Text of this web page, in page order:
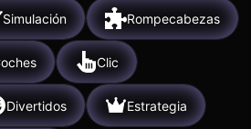
Simulación Rompecabezas
Clic
Divertidos Estrategia